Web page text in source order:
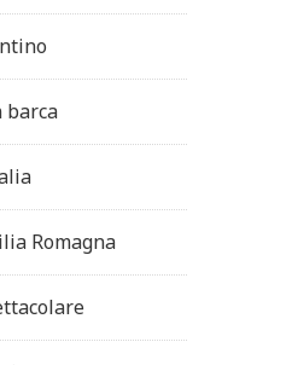
barca
Romagna